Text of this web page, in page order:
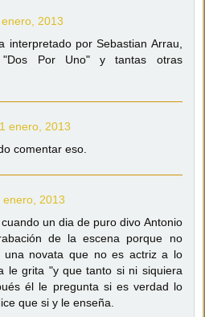
2013
interpretado por Sebastian Arrau,
Por Uno" y tantas otras
enero, 2013
comentar eso.
enero, 2013
un dia de puro divo Antonio
de la escena porque no
una novata que no es actriz a lo
le grita "y que tanto si ni siquiera
él le pregunta si es verdad lo
que si y le enseña.